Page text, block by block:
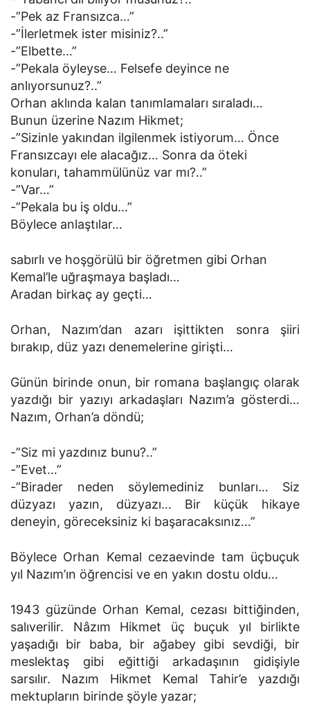
-”Pek az Fransızca…”
-”İlerletmek ister misiniz?..”
-”Elbette…”
-”Pekala öyleyse… Felsefe deyince ne
anlıyorsunuz?..”
Orhan aklında kalan tanımlamaları sıraladı…
Bunun üzerine Nazım Hikmet;
-”Sizinle yakından ilgilenmek istiyorum… Önce
Fransızcayı ele alacağız… Sonra da öteki
konuları, tahammülünüz var mı?..”
-”Var…”
-”Pekala bu iş oldu…”
Böylece anlaştılar…
sabırlı ve hoşgörülü bir öğretmen gibi Orhan
Kemal’le uğraşmaya başladı…
Aradan birkaç ay geçti…
Orhan, Nazım’dan azarı işittikten sonra şiiri
bırakıp, düz yazı denemelerine girişti…
Günün birinde onun, bir romana başlangıç olarak
yazdığı bir yazıyı arkadaşları Nazım’a gösterdi…
Nazım, Orhan’a döndü;
-”Siz mi yazdınız bunu?..”
-”Evet…”
-”Birader neden söylemediniz bunları… Siz
düzyazı yazın, düzyazı… Bir küçük hikaye
deneyin, göreceksiniz ki başaracaksınız…”
Böylece Orhan Kemal cezaevinde tam üçbuçuk
yıl Nazım’ın öğrencisi ve en yakın dostu oldu…
1943 güzünde Orhan Kemal, cezası bittiğinden,
salıverilir. Nâzım Hikmet üç buçuk yıl birlikte
yaşadığı bir baba, bir ağabey gibi sevdiği, bir
meslektaş gibi eğittiği arkadaşının gidişiyle
sarsılır. Nazım Hikmet Kemal Tahir’e yazdığı
mektupların birinde şöyle yazar;